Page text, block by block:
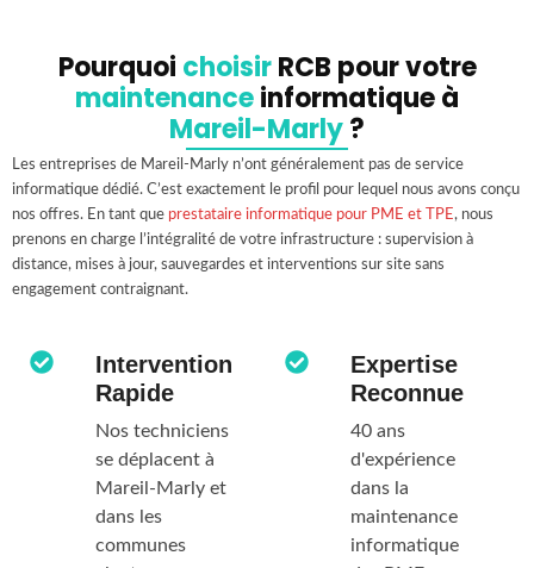
PourquoichoisirRCB pour votre
maintenanceinformatique à
Mareil-Marly?
Les entreprises de Mareil-Marly n’ont généralement pas de service
informatique dédié. C’est exactement le profil pour lequel nous avons conçu
nos offres. En tant que
prestataire informatique pour PME et TPE
prenons en charge l’intégralité de votre infrastructure : supervision à
distance, mises à jour, sauvegardes et interventions sur site sans
Intervention
Rapide
Nos techniciens
se déplacent à
Mareil-Marly et
dans les
Expertise
Reconnue
40 ans
d'expérience
dans la
maintenance